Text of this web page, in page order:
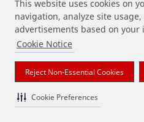
This website uses cookies on
navigation, analyze site
advertisements based on your
Cookie Notice
Reject Non-Essential Cookies
Cookie Preferences